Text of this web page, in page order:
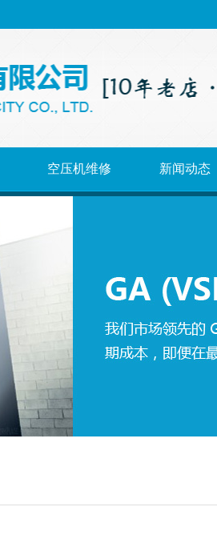
空压机维修 新闻动态